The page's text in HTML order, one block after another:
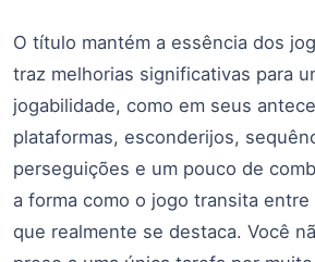
O título mantém a essência dos
traz melhorias significativas para
jogabilidade, como em seus
plataformas, esconderijos,
perseguições e um pouco de
a forma como o jogo transita entre
que realmente se destaca. Você